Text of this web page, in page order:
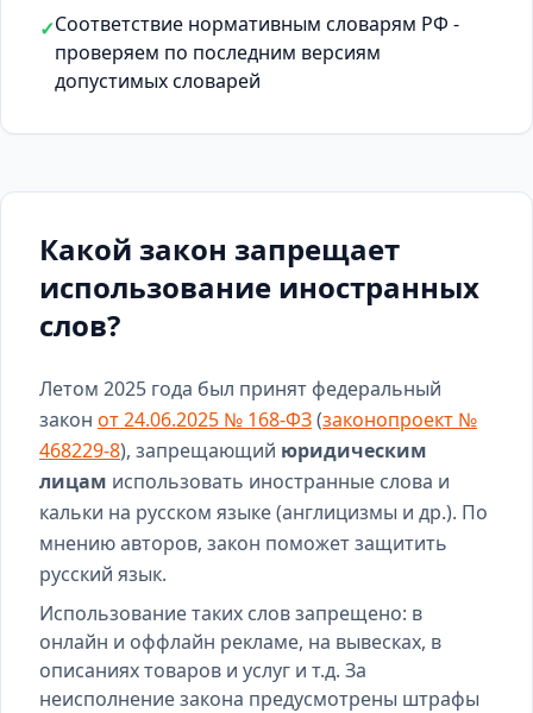
✓Соответствие нормативным словарям РФ -
проверяем по последним версиям
допустимых словарей
Какой закон запрещает
использование иностранных
слов?
Летом 2025 года был принят федеральный
закон от 24.06.2025 № 168-ФЗ(законопроект №
468229-8), запрещающий юридическим
лицам использовать иностранные слова и
кальки на русском языке (англицизмы и др.). По
мнению авторов, закон поможет защитить
русский язык.
Использование таких слов запрещено: в
онлайн и оффлайн рекламе, на вывесках, в
описаниях товаров и услуг и т.д. За
неисполнение закона предусмотрены штрафы